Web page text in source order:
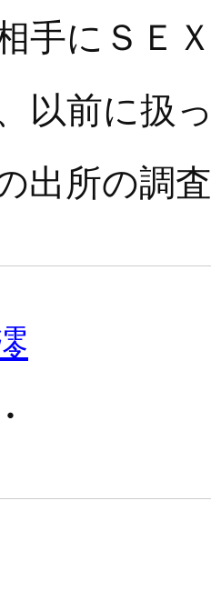
手にＳＥ
以前に扱
出所の調